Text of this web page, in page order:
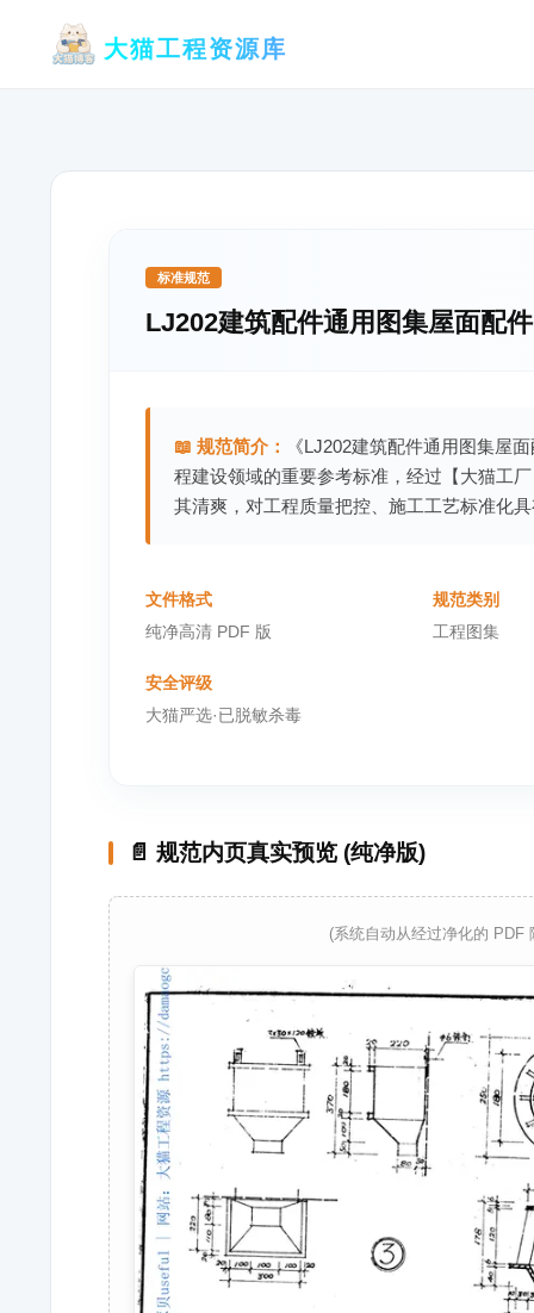
大猫工程资源库
标准规范
LJ202建筑配件通用图集屋面配件
📖 规范简介：
《LJ202建筑配件通用图集屋
程建设领域的重要参考标准，经过【大猫工
其清爽，对工程质量把控、施工工艺标准化
文件格式
纯净高清 PDF 版
规范类别
工程图集
安全评级
大猫严选·已脱敏杀毒
📄 规范内页真实预览 (纯净版)
(系统自动从经过净化的 PDF